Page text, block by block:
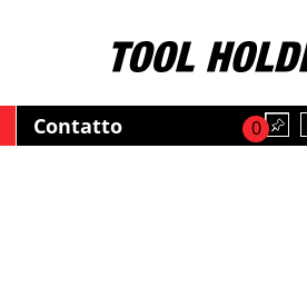
Contatto 0